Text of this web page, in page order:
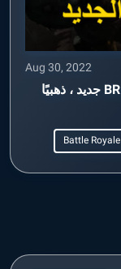
Aug 30, 2022
لعبة Call of Duty: Mobile تضيف وضع BR جديد ، ذهبيًا
Battle Royale